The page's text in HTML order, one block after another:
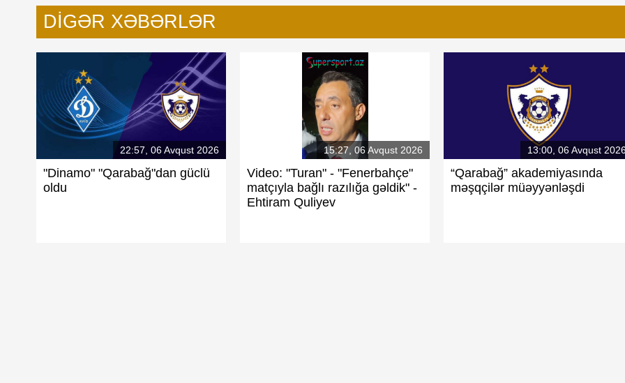
DIGƏR XƏBƏRLƏR
22:57, 06 Avqust 2026
"Dinamo" "Qarabağ"dan güclü
oldu
15:27, 06 Avqust 2026
Video: "Turan" - "Fenerbahçe"
matçıyla bağlı razılığa gəldik" -
Ehtiram Quliyev
13:00, 06 Avqust
“Qarabağ” akademiyasında
məşqçilər müəyyənləşdi